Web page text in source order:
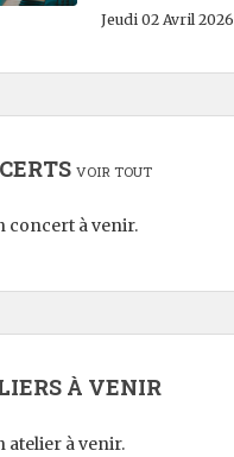
Jeudi 02 Avril 2026
VOIR TOUT
concert à venir.
À VENIR
atelier à venir.